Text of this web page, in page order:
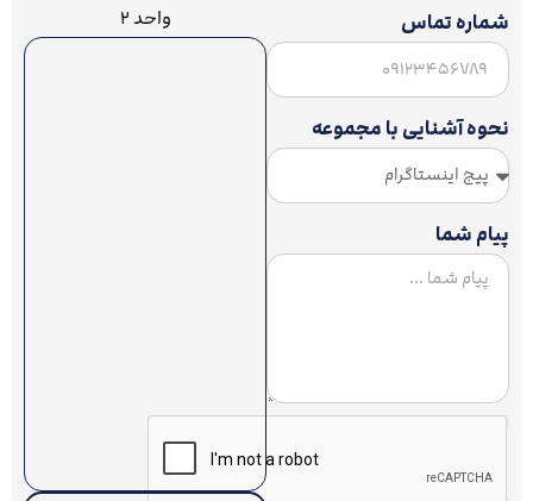
شماره تماس
نحوه آشنایی با مجموعه
پیام شما
واحد ۲